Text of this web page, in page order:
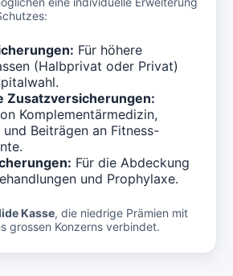
Für höhere
(Halbprivat oder Privat)
Zusatzversicherungen:
Komplementärmedizin,
und Beiträgen an Fitness-
Für die Abdeckung
und Prophylaxe.
Kasse, die niedrige Prämien mit
grossen Konzerns verbindet.